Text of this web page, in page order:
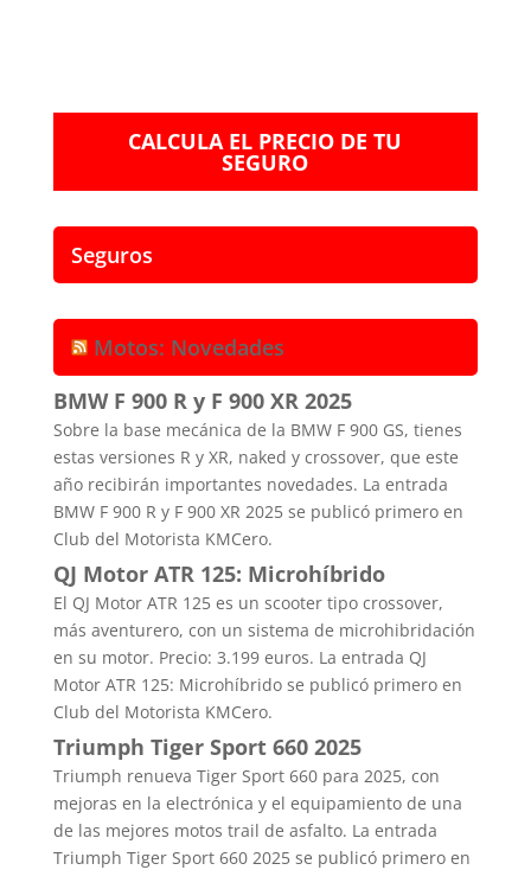
CALCULA EL PRECIO DE TU
SEGURO
Seguros
Motos: Novedades
BMW F 900 R y F 900 XR 2025
Sobre la base mecánica de la BMW F 900 GS, tienes
estas versiones R y XR, naked y crossover, que este
año recibirán importantes novedades. La entrada
BMW F 900 R y F 900 XR 2025 se publicó primero en
Club del Motorista KMCero.
QJ Motor ATR 125: Microhíbrido
El QJ Motor ATR 125 es un scooter tipo crossover,
más aventurero, con un sistema de microhibridación
en su motor. Precio: 3.199 euros. La entrada QJ
Motor ATR 125: Microhíbrido se publicó primero en
Club del Motorista KMCero.
Triumph Tiger Sport 660 2025
Triumph renueva Tiger Sport 660 para 2025, con
mejoras en la electrónica y el equipamiento de una
de las mejores motos trail de asfalto. La entrada
Triumph Tiger Sport 660 2025 se publicó primero en